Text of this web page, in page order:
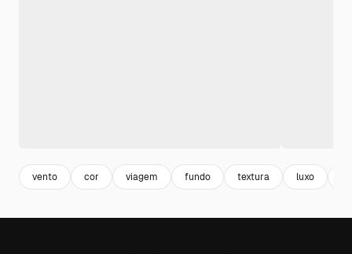
vento cor viagem fundo textura luxo